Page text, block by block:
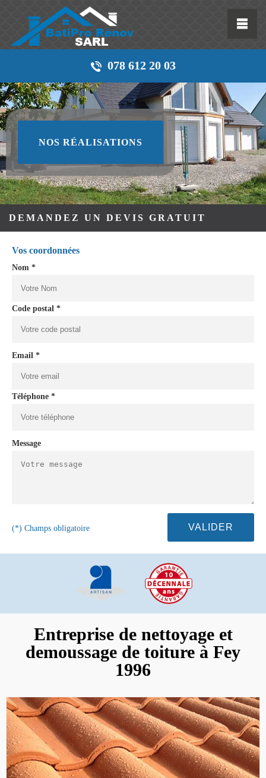
078 612 20 03
NOS RÉALISATIONS
DEMANDEZ UN DEVIS GRATUIT
Vos coordonnées
Nom *
Code postal *
Email *
Téléphone *
Message
(*) Champs obligatoire
Entreprise de nettoyage et
demoussage de toiture à Fey
1996